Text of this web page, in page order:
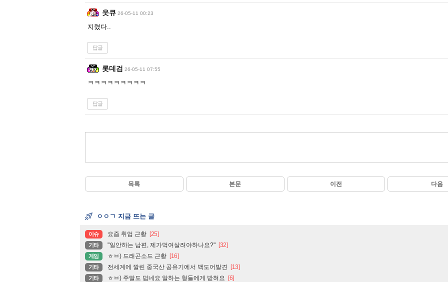
읏큐 26-05-11 00:23
지렸다..
답글
롯데검 26-05-11 07:55
ㅋㅋㅋㅋㅋㅋㅋㅋㅋ
답글
목록 본문 이전 다음
ㅇㅇㄱ 지금 뜨는 글
이슈 요즘 취업 근황 [25]
기타 "일안하는 남편, 제가먹여살려야하나요?" [32]
게임 ㅎㅂ) 드래곤소드 근황 [16]
기타 전세계에 깔린 중국산 공유기에서 백도어발견 [13]
기타 ㅎㅂ) 주말도 덥네요 알하는 형들에게 받혀요 [6]